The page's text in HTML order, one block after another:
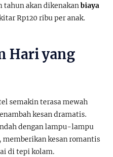
tahun akan dikenakan biaya
Rp120 ribu per anak.
Hari yang
semakin terasa mewah
kesan dramatis.
dengan lampu-lampu
memberikan kesan romantis
di tepi kolam.